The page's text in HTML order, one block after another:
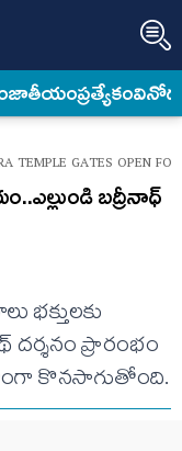
జాతీయంప్రత్యేకం
TEMPLE GATES OPEN
బద్రీనాధ్
దర్శనం ప్రారంభం
కొనసాగుతోంది.